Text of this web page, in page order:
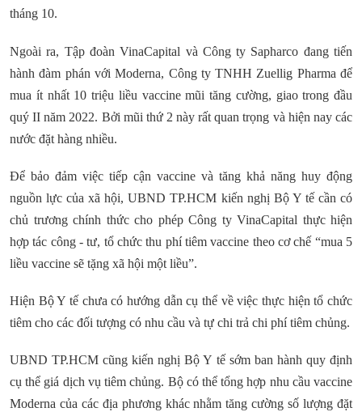
tháng 10.
Ngoài ra, Tập đoàn VinaCapital và Công ty Sapharco đang tiến
hành đàm phán với Moderna, Công ty TNHH Zuellig Pharma để
mua ít nhất 10 triệu liều vaccine mũi tăng cường, giao trong đầu
quý II năm 2022. Bởi mũi thứ 2 này rất quan trọng và hiện nay các
nước đặt hàng nhiều.
Để bảo đảm việc tiếp cận vaccine và tăng khả năng huy động
nguồn lực của xã hội, UBND TP.HCM kiến nghị Bộ Y tế cần có
chủ trương chính thức cho phép Công ty VinaCapital thực hiện
hợp tác công - tư, tổ chức thu phí tiêm vaccine theo cơ chế “mua 5
liều vaccine sẽ tặng xã hội một liều”.
Hiện Bộ Y tế chưa có hướng dẫn cụ thể về việc thực hiện tổ chức
tiêm cho các đối tượng có nhu cầu và tự chi trả chi phí tiêm chủng.
UBND TP.HCM cũng kiến nghị Bộ Y tế sớm ban hành quy định
cụ thể giá dịch vụ tiêm chủng. Bộ có thể tổng hợp nhu cầu vaccine
Moderna của các địa phương khác nhằm tăng cường số lượng đặt